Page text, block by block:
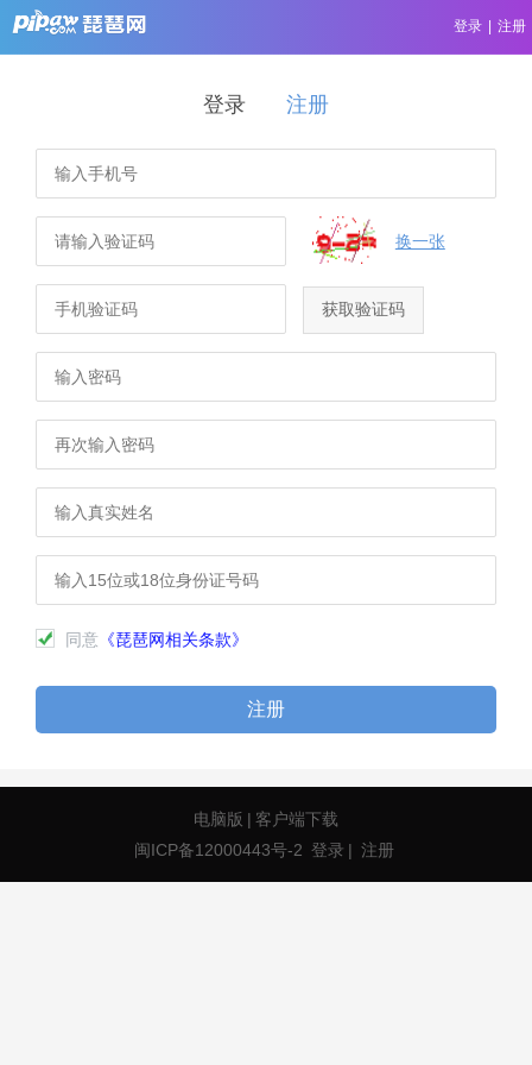
登录 注册
登录 注册
换一张
获取验证码
同意 《琵琶网相关条款》
注册
电脑版 | 客户端下载
闽ICP备12000443号-2 登录 | 注册